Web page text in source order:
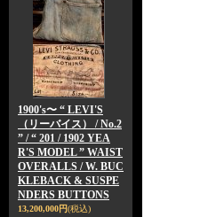
1900's〜 “ LEVI'S
（リーバイス） / No.2
” / “ 201 / 1902 YEA
R'S MODEL ” WAIST
OVERALLS / W. BUC
KLEBACK & SUSPE
NDERS BUTTONS
13,200,000円(税込)